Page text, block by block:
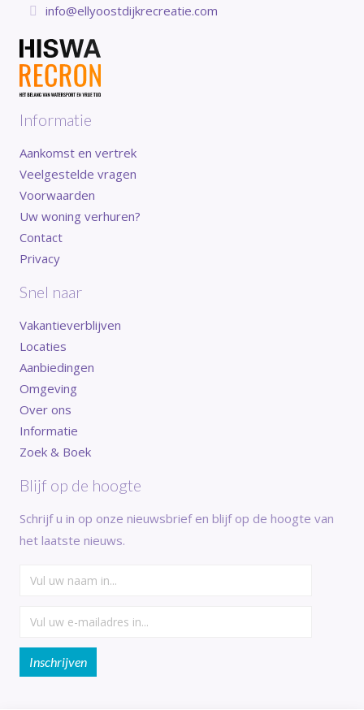
info@ellyoostdijkrecreatie.com
Informatie
Aankomst en vertrek
Veelgestelde vragen
Voorwaarden
Uw woning verhuren?
Contact
Privacy
Snel naar
Vakantieverblijven
Locaties
Aanbiedingen
Omgeving
Over ons
Informatie
Zoek & Boek
Blijf op de hoogte
Schrijf u in op onze nieuwsbrief en blijf op de hoogte van
het laatste nieuws.